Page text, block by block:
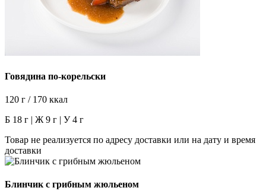
Говядина по-корельски
120 г / 170 ккал
Б 18 г | Ж 9 г | У 4 г
Товар не реализуется по адресу доставки или на дату и время
доставки
Блинчик с грибным жюльеном